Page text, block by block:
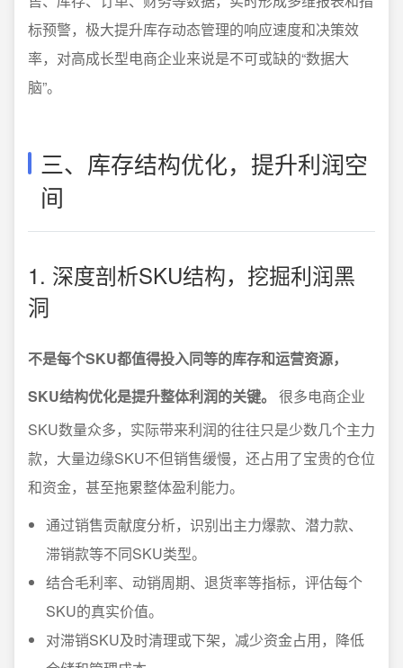
标预警，极大提升库存动态管理的响应速度和决策效
率，对高成长型电商企业来说是不可或缺的“数据大
脑”。
三、库存结构优化，提升利润空
间
1. 深度剖析SKU结构，挖掘利润黑
洞
不是每个SKU都值得投入同等的库存和运营资源，
SKU结构优化是提升整体利润的关键。
很多电商企业
SKU数量众多，实际带来利润的往往只是少数几个主力
款，大量边缘SKU不但销售缓慢，还占用了宝贵的仓位
和资金，甚至拖累整体盈利能力。
通过销售贡献度分析，识别出主力爆款、潜力款、
滞销款等不同SKU类型。
结合毛利率、动销周期、退货率等指标，评估每个
SKU的真实价值。
对滞销SKU及时清理或下架，减少资金占用，降低